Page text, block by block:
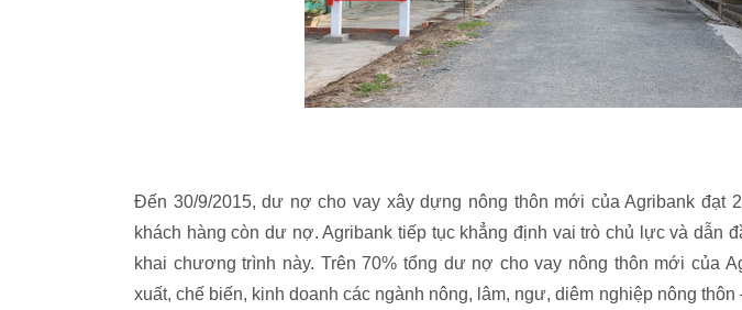
Đến 30/9/2015, dư nợ cho vay xây dựng nông thôn mới của Agribank đạt
khách hàng còn dư nợ. Agribank tiếp tục khẳng định vai trò chủ lực và dẫn
khai chương trình này. Trên 70% tổng dư nợ cho vay nông thôn mới của
xuất, chế biến, kinh doanh các ngành nông, lâm, ngư, diêm nghiệp nông